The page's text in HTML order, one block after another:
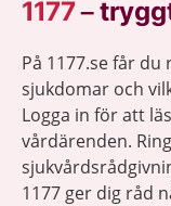
1177–
På 1177.se får
sjukdomar och
Logga in för att
vårdärenden.
1177 ger dig råd